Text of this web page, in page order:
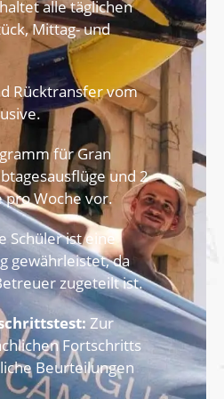
alle täglichen
Mittag- und
Rücktransfer vom
für Gran
und 2
pro Woche vor.
Schüler ist eine
gewährleistet, da
zugeteilt ist.
Zur
Fortschritts
Beurteilungen